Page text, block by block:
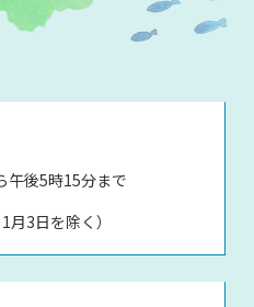
午後5時15分まで
月3日を除く）